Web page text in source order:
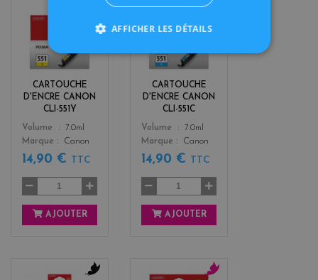
CARTOUCHE
D'ENCRE CANON
CLI-551Y
Color
l
o
w
Volume
7.0ml
Marque
Canon
14,90 € TTC
AJOUTER
CARTOUCHE
D'ENCRE CANON
CLI-551C
Color
c
a
Volume
7.0ml
Marque
Canon
14,90 € TTC
AJOUTER
AFFICHER LES DÉTAILS